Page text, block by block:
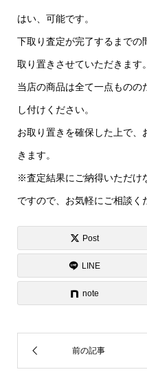
はい、可能です。
下取り査定が完了するまでの
取り置きさせていただきます。
当店の商品は全て一点ものの
し付けください。
お取り置きを確保した上で
きます。
※査定結果にご納得いただけ
ですので、お気軽にご相談く
Post
LINE
note